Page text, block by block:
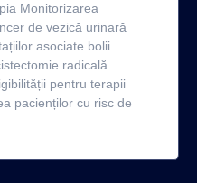
Monitorizarea
de vezică urinară
asociate bolii
radicală
pentru terapii
pacienților cu risc de